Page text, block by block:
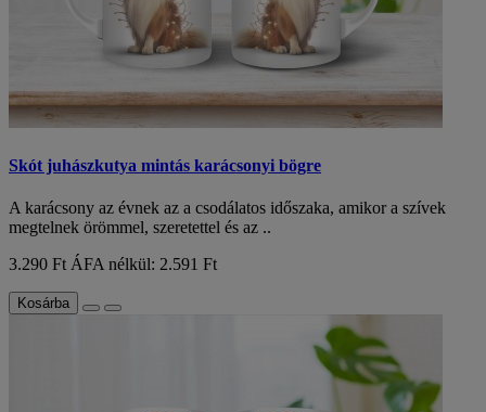
Skót juhászkutya mintás karácsonyi bögre
A karácsony az évnek az a csodálatos időszaka, amikor a szívek
megtelnek örömmel, szeretettel és az ..
3.290 Ft ÁFA nélkül: 2.591 Ft
Kosárba